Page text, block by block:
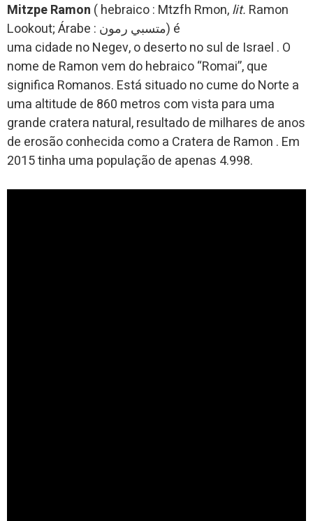
Mitzpe Ramon ( hebraico : Mtzfh Rmon,lit. Ramon
Lookout; Árabe :
متسبي رمون) é
uma cidade no Negev, o deserto no sul de Israel . O
nome de Ramon vem do hebraico “Romai”, que
significa Romanos. Está situado no cume do Norte a
uma altitude de 860 metros com vista para uma
grande cratera natural, resultado de milhares de anos
de erosão conhecida como a Cratera de Ramon . Em
2015 tinha uma população de apenas 4.998.